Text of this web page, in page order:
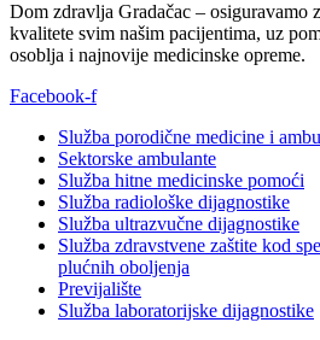
Dom zdravlja Gradačac – osiguravamo
kvalitete svim našim pacijentima, uz
osoblja i najnovije medicinske opreme.
Facebook-f
Služba porodične medicine i
Sektorske ambulante
Služba hitne medicinske pomoći
Služba radiološke dijagnostike
Služba ultrazvučne dijagnostike
Služba zdravstvene zaštite kod
plućnih oboljenja
Previjalište
Služba laboratorijske dijagnostike